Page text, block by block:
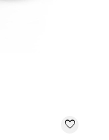
favorite_border